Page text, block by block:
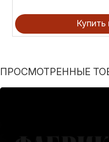
Купить
ПРОСМОТРЕННЫЕ